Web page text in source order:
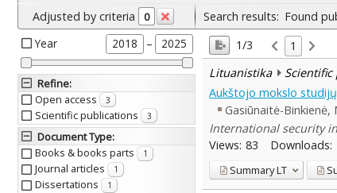
Adjusted by criteria 0
Year 2018 – 2025
Refine:
Open access
3
Scientific publications 3
Document Type:
Books & books parts
1
Journal articles 1
Dissertations 1
Search results: Found
1/3
1
Lituanistika
Aukštojo mokslo
Gasiūnaitė-Binkienė,
International security
Views: 83 Downloads:
SummaryLT